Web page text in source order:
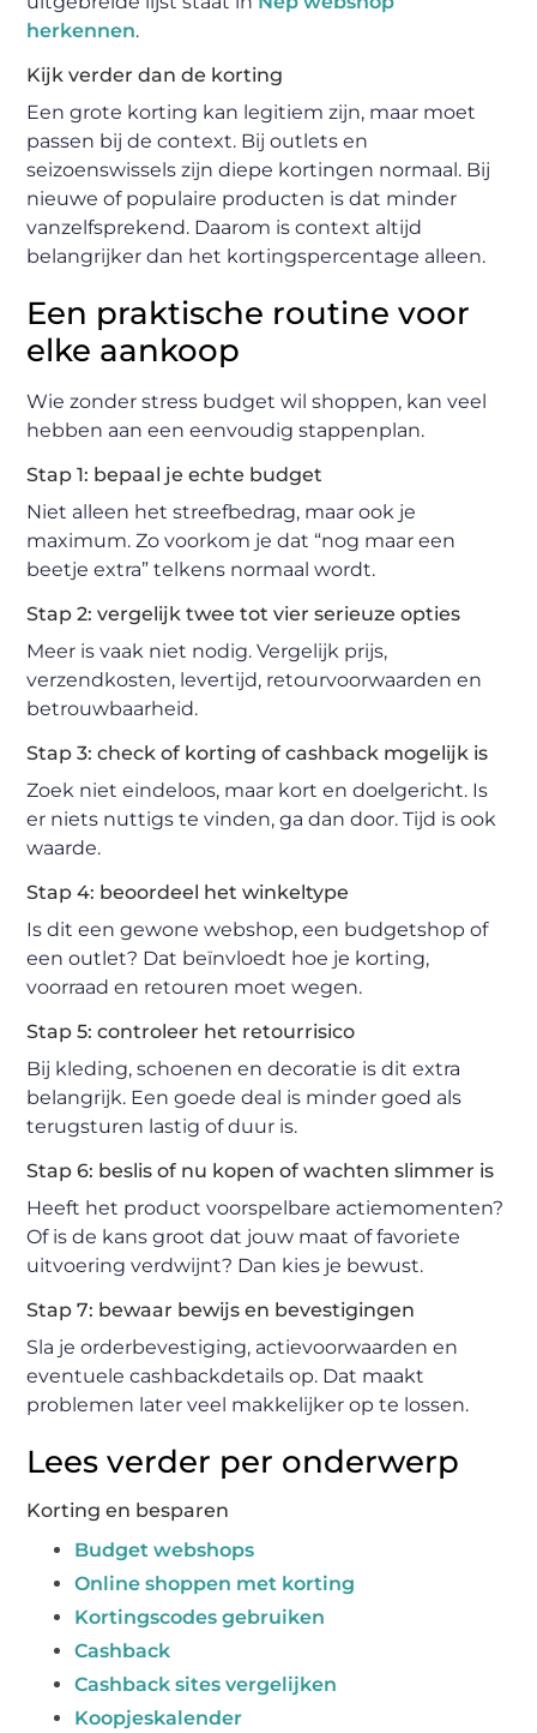
herkennen.
Kijk verder dan de korting
Een grote korting kan legitiem zijn, maar moet
passen bij de context. Bij outlets en
seizoenswissels zijn diepe kortingen normaal. Bij
nieuwe of populaire producten is dat minder
vanzelfsprekend. Daarom is context altijd
belangrijker dan het kortingspercentage alleen.
Een praktische routine voor
elke aankoop
Wie zonder stress budget wil shoppen, kan veel
hebben aan een eenvoudig stappenplan.
Stap 1: bepaal je echte budget
Niet alleen het streefbedrag, maar ook je
maximum. Zo voorkom je dat “nog maar een
beetje extra” telkens normaal wordt.
Stap 2: vergelijk twee tot vier serieuze opties
Meer is vaak niet nodig. Vergelijk prijs,
verzendkosten, levertijd, retourvoorwaarden en
betrouwbaarheid.
Stap 3: check of korting of cashback mogelijk is
Zoek niet eindeloos, maar kort en doelgericht. Is
er niets nuttigs te vinden, ga dan door. Tijd is ook
waarde.
Stap 4: beoordeel het winkeltype
Is dit een gewone webshop, een budgetshop of
een outlet? Dat beïnvloedt hoe je korting,
voorraad en retouren moet wegen.
Stap 5: controleer het retourrisico
Bij kleding, schoenen en decoratie is dit extra
belangrijk. Een goede deal is minder goed als
terugsturen lastig of duur is.
Stap 6: beslis of nu kopen of wachten slimmer is
Heeft het product voorspelbare actiemomenten?
Of is de kans groot dat jouw maat of favoriete
uitvoering verdwijnt? Dan kies je bewust.
Stap 7: bewaar bewijs en bevestigingen
Sla je orderbevestiging, actievoorwaarden en
eventuele cashbackdetails op. Dat maakt
problemen later veel makkelijker op te lossen.
Lees verder per onderwerp
Korting en besparen
Budget webshops
Online shoppen met korting
Kortingscodes gebruiken
Cashback
Cashback sites vergelijken
Koopjeskalender